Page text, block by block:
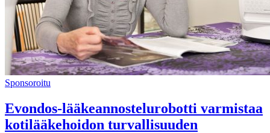
Sponsoroitu
Evondos-lääkeannostelurobotti varmistaa
kotilääkehoidon turvallisuuden